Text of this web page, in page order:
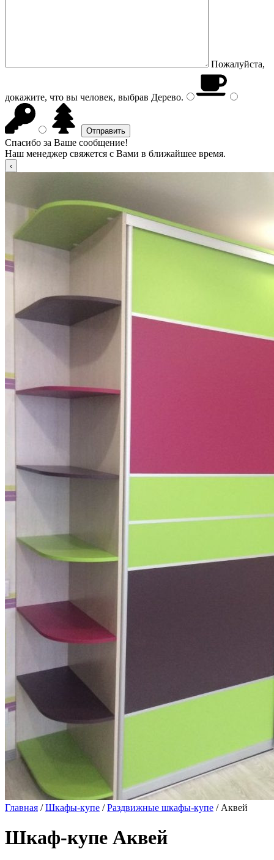
Пожалуйста,
докажите, что вы человек, выбрав Дерево.
Спасибо за Ваше сообщение!
Наш менеджер свяжется с Вами в ближайшее время.
Главная /Шкафы-купе /Раздвижные шкафы-купе / Аквей
Шкаф-купе Аквей